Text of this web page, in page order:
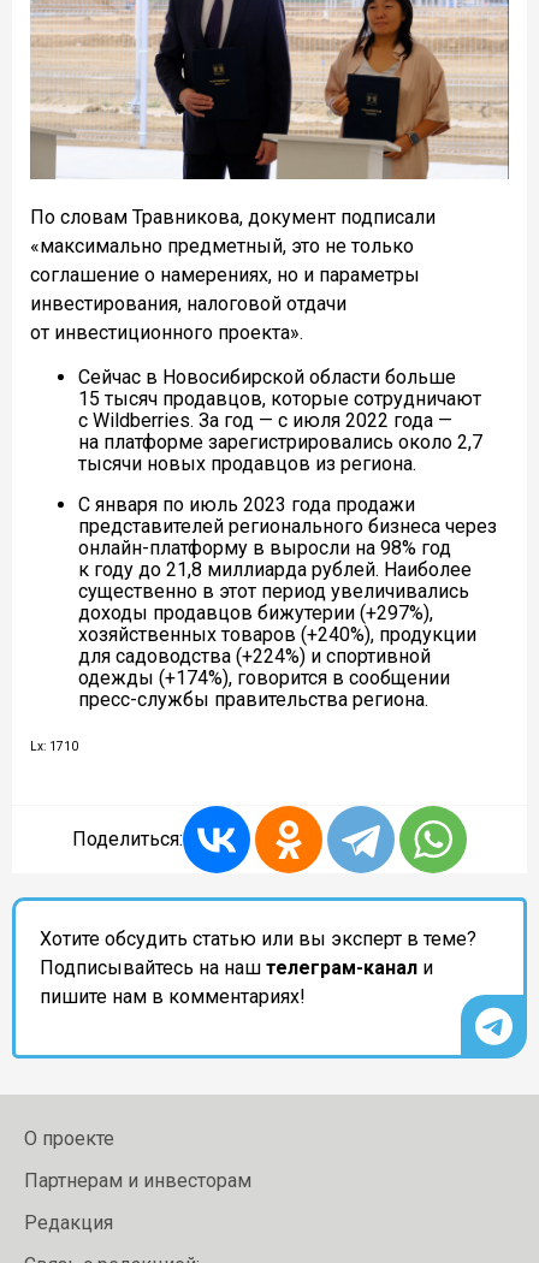
По словам Травникова, документ подписали
«максимально предметный, это не только
соглашение о намерениях, но и параметры
инвестирования, налоговой отдачи
от инвестиционного проекта».
Сейчас в Новосибирской области больше
15 тысяч продавцов, которые сотрудничают
с Wildberries. За год — с июля 2022 года —
на платформе зарегистрировались около 2,7
тысячи новых продавцов из региона.
С января по июль 2023 года продажи
представителей регионального бизнеса через
онлайн-платформу в выросли на 98% год
к году до 21,8 миллиарда рублей. Наиболее
существенно в этот период увеличивались
доходы продавцов бижутерии (+297%),
хозяйственных товаров (+240%), продукции
для садоводства (+224%) и спортивной
одежды (+174%), говорится в сообщении
пресс-службы правительства региона.
Lx: 1710
Поделиться:
Хотите обсудить статью или вы эксперт в теме?
Подписывайтесь на наш телеграм-канал и
пишите нам в комментариях!
О проекте
Партнерам и инвесторам
Редакция